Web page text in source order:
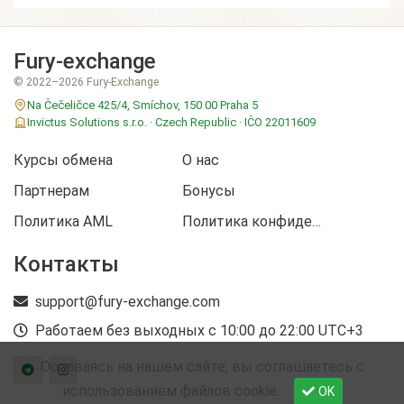
Курс фиксируется на60 минут
Если средства не поступят в срок,
заявка может быть отменена или
пересчитана по актуальному курсу.
после подтверждения сети и
зачисления на наш кошелёк.
Поддержка работает ежедневно с
графика обрабатываются утром.
Fury-exchange
© 2022–2026 Fury-Exchange
Na Čečeličce 425/4, Smíchov, 150 00 Praha 5
Invictus Solutions s.r.o. · Czech Republic · IČO 22011609
Курсы обмена
О нас
Партнерам
Бонусы
Политика AML
Политика конфиденциальности
Контакты
support@fury-exchange.com
Работаем без выходных с 10:00 до 22:00 UTC+3
Оставаясь на нашем сайте, вы соглашаетесь c
OK